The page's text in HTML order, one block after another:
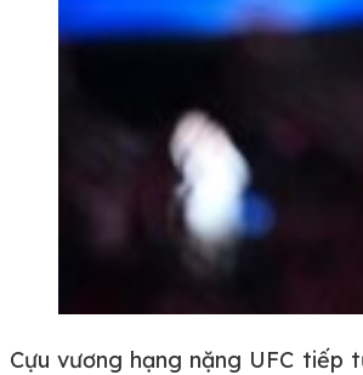
Cựu vương hạng nặng UFC tiếp